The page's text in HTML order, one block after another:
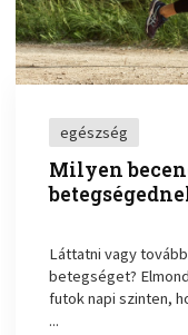
egészség
Milyen
Láttatni vagy
betegséget?
futok napi szinten,
...